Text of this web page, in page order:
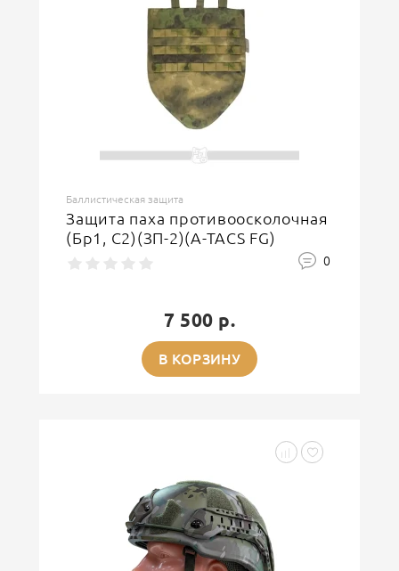
Баллистическая защита
Защита паха противоосколочная
(Бр1, С2)(ЗП-2)(A-TACS FG)
0
7 500 р.
В КОРЗИНУ